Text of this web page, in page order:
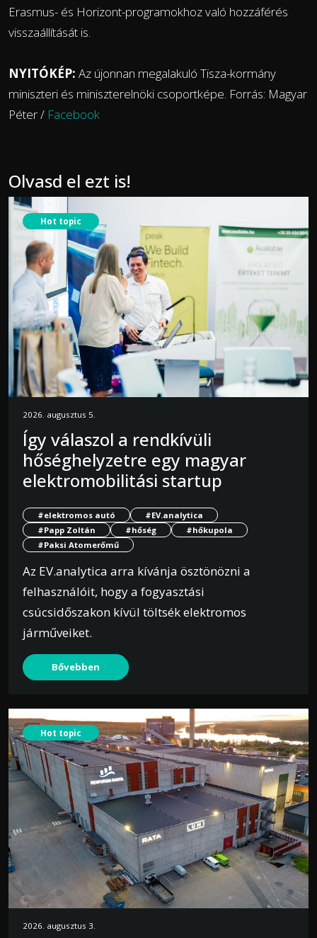
Erasmus- és Horizont-programokhoz való hozzáférés
visszaállítását is.
NYITÓKÉP: Az újonnan megalakuló Tisza-kormány
miniszteri és miniszterelnöki csoportképe. Forrás: Magyar
Péter / Facebook
Olvasd el ezt is!
Hot topic
2026. augusztus 5.
Így válaszol a rendkívüli
hőséghelyzetre egy magyar
elektromobilitási startup
#elektromos autó
#EV.analytica
#Papp Zoltán
#hőség
#hőkupola
#Paksi Atomerőmű
Az EV.analytica arra kívánja ösztönözni a
felhasználóit, hogy a fogyasztási
csúcsidőszakon kívül töltsék elektromos
járműveiket.
Bővebben
Hot topic
2026. augusztus 3.